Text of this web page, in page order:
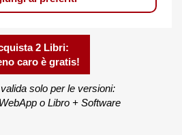
2 Libri:
caro è gratis!
solo per le versioni:
o Libro + Software